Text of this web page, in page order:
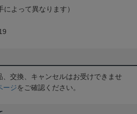
よって異なります）
交換、キャンセルはお受けできませ
ージをご確認ください。